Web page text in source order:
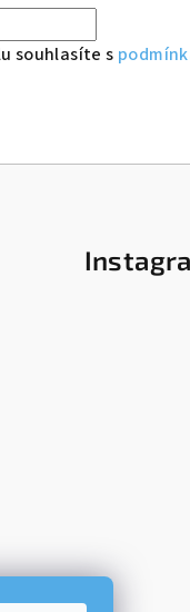
souhlasíte s